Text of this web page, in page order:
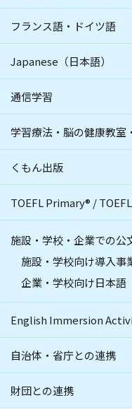
フランス語・ドイツ語
Japanese（日本語）
通信学習
学習療法・脳の健康教室
くもん出版
TOEFL Primary® /
施設・学校・企業での公
施設・学校向け導入事
企業・学校向け日本語
English Immersion
自治体・省庁との連携
財団との連携